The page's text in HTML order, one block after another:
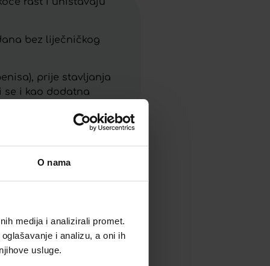
O nama
medija i analizirali promet.
i analizu, a oni ih
usluge.
bez liječničkog
prije stavljanja
se i kao dodatna